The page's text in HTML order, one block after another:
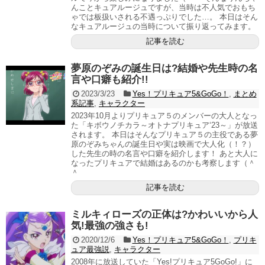
んことキュアルージュですが、当時は不人気でおもち
ゃでは板扱いされる不遇っぷりでした…。 本日はそん
なキュアルージュの当時について振り返ってみます。
記事を読む
夢原のぞみの誕生日は?結婚や先生時の名
言や口癖も紹介!!
2023/3/23 Yes！プリキュア5&GoGo！ , まとめ
系記事, キャラクター
2023年10月よりプリキュア５のメンバーの大人となっ
た「キボウノチカラ～オトナプリキュア‘23～」が放送
されます。 本日はそんなプリキュア５の主役である夢
原のぞみちゃんの誕生日や実は映画で大人化（！？）
した先生の時の名言や口癖を紹介します！ あと大人に
なったプリキュアで結婚はあるのかも考察します（＾
＾
記事を読む
ミルキィローズの正体は?かわいいから人
気!最強の強さも!
2020/12/6 Yes！プリキュア5&GoGo！ , プリキ
ュア最強説, キャラクター
2008年に放送していた「Yes!プリキュア5GoGo!」に